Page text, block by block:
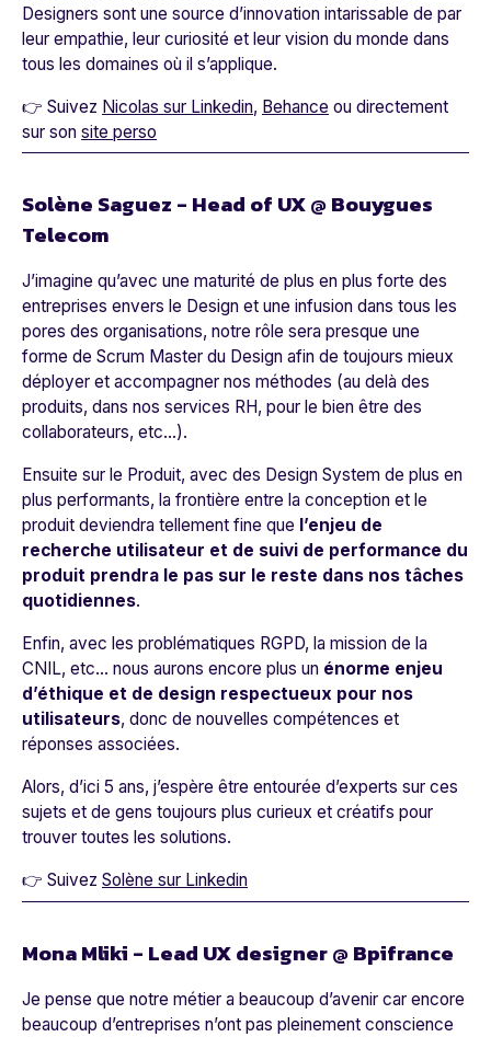
Designers sont une source d’innovation intarissable de par
leur empathie, leur curiosité et leur vision du monde dans
tous les domaines où il s’applique.
👉 Suivez Nicolas sur Linkedin, Behance ou directement
sur son site perso
Solène Saguez - Head of UX @ Bouygues
Telecom
J’imagine qu’avec une maturité de plus en plus forte des
entreprises envers le Design et une infusion dans tous les
pores des organisations, notre rôle sera presque une
forme de Scrum Master du Design afin de toujours mieux
déployer et accompagner nos méthodes (au delà des
produits, dans nos services RH, pour le bien être des
collaborateurs, etc...).
Ensuite sur le Produit, avec des Design System de plus en
plus performants, la frontière entre la conception et le
produit deviendra tellement fine que l’enjeu de
recherche utilisateur et de suivi de performance du
produit prendra le pas sur le reste dans nos tâches
quotidiennes.
Enfin, avec les problématiques RGPD, la mission de la
CNIL, etc... nous aurons encore plus un énorme enjeu
d’éthique et de design respectueux pour nos
utilisateurs, donc de nouvelles compétences et
réponses associées.
Alors, d’ici 5 ans, j’espère être entourée d’experts sur ces
sujets et de gens toujours plus curieux et créatifs pour
trouver toutes les solutions.
👉 Suivez Solène sur Linkedin
Mona Mliki - Lead UX designer @ Bpifrance
Je pense que notre métier a beaucoup d’avenir car encore
beaucoup d’entreprises n’ont pas pleinement conscience